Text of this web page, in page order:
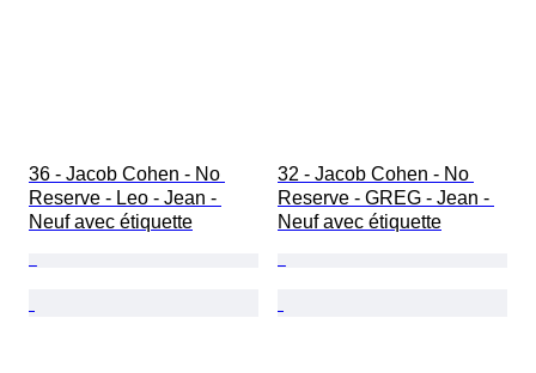
36 - Jacob Cohen - No
Reserve - Leo - Jean -
Neuf avec étiquette
32 - Jacob Cohen - No
Reserve - GREG - Jean -
Neuf avec étiquette